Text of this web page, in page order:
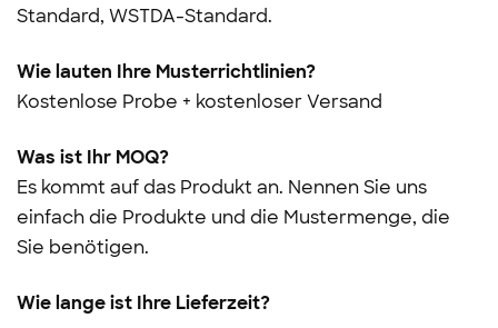
Standard, WSTDA-Standard.
Wie lauten Ihre Musterrichtlinien?
Kostenlose Probe + kostenloser Versand
Was ist Ihr MOQ?
Es kommt auf das Produkt an. Nennen Sie uns
einfach die Produkte und die Mustermenge, die
Sie benötigen.
Wie lange ist Ihre Lieferzeit?